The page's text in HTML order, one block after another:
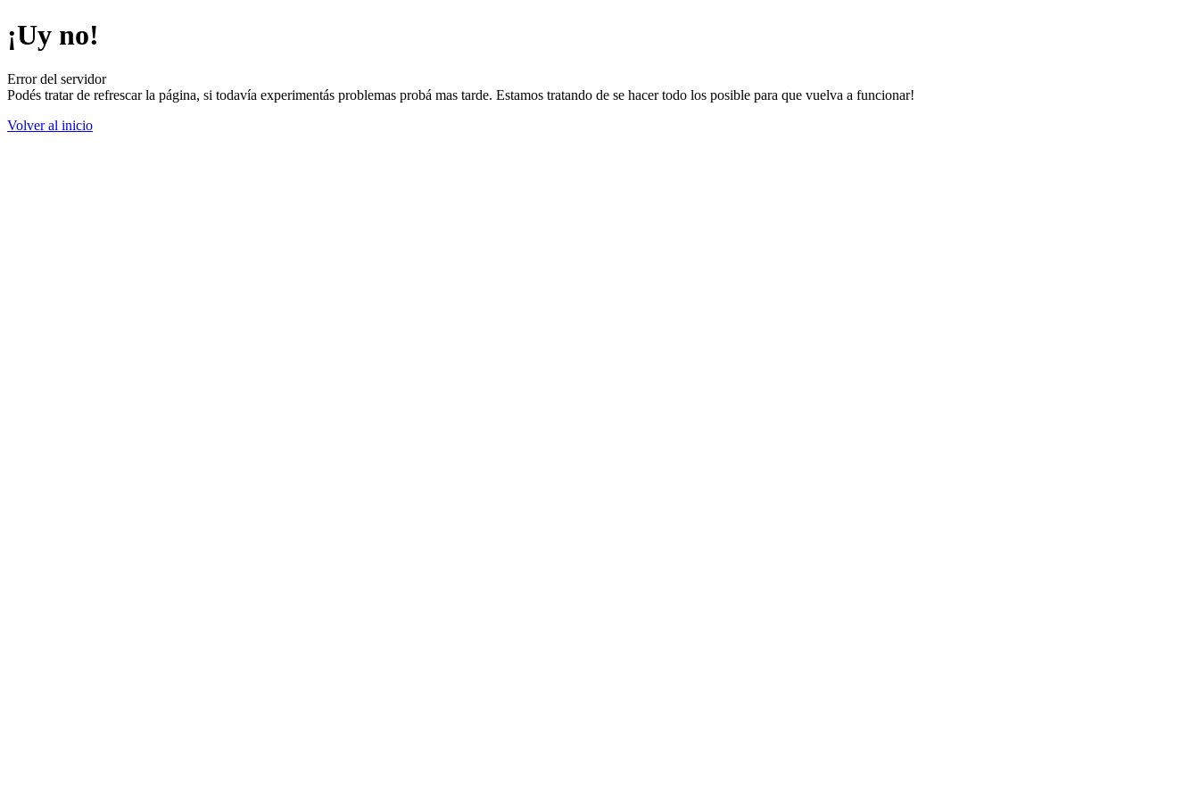
¡Uy no!
Error del servidor
Podés tratar de refrescar la página, si todavía experimentás problemas probá mas tarde. Estamos tratando de se hacer todo los posible para que vuelva a funcionar!
Volver al inicio